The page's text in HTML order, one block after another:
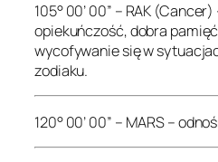
105° 00’ 00” – RAK
opiekuńczość, dobra
wycofywanie się w
zodiaku.
120° 00’ 00” – MARS –